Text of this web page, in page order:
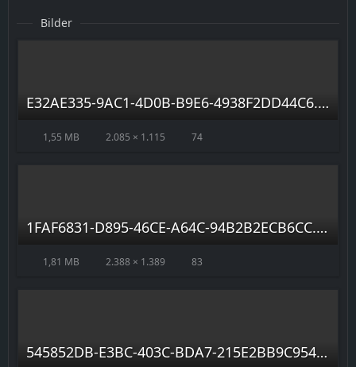
Bilder
E32AE335-9AC1-4D0B-B9E6-4938F2DD44C6.jpeg
1,55 MB 2.085 × 1.115 74
1FAF6831-D895-46CE-A64C-94B2B2ECB6CC.jpeg
1,81 MB 2.388 × 1.389 83
545852DB-E3BC-403C-BDA7-215E2BB9C954.jpeg